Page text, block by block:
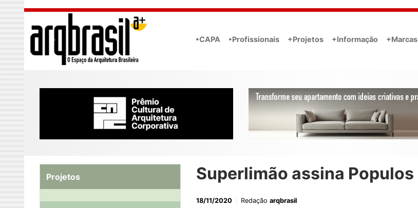
Skip to main content
•CAPA •Profissionais +Projetos +Informação +Marcas
Superlimão assina Populos
18/11/2020 Redação arqbrasil
Projetos